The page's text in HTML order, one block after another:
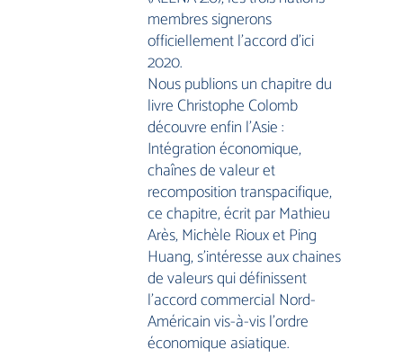
membres signerons
officiellement l’accord d’ici
2020.
Nous publions un chapitre du
livre Christophe Colomb
découvre enfin l’Asie :
Intégration économique,
chaînes de valeur et
recomposition transpacifique,
ce chapitre, écrit par Mathieu
Arès, Michèle Rioux et Ping
Huang, s’intéresse aux chaines
de valeurs qui définissent
l’accord commercial Nord-
Américain vis-à-vis l’ordre
économique asiatique.